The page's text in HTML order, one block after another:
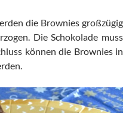
die Brownies großzügig
Die Schokolade muss
können die Brownies in